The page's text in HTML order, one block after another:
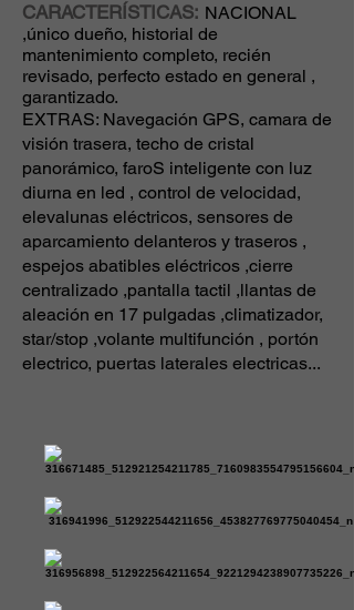
CARACTERÍSTICAS: NACIONAL
,único dueño, historial de
mantenimiento completo, recién
revisado, perfecto estado en general ,
garantizado.
EXTRAS: Navegación GPS, camara de
visión trasera, techo de cristal
panorámico, faroS inteligente con luz
diurna en led , control de velocidad,
elevalunas eléctricos, sensores de
aparcamiento delanteros y traseros ,
espejos abatibles eléctricos ,cierre
centralizado ,pantalla tactil ,llantas de
aleación en 17 pulgadas ,climatizador,
star/stop ,volante multifunción , portón
electrico, puertas laterales electricas...